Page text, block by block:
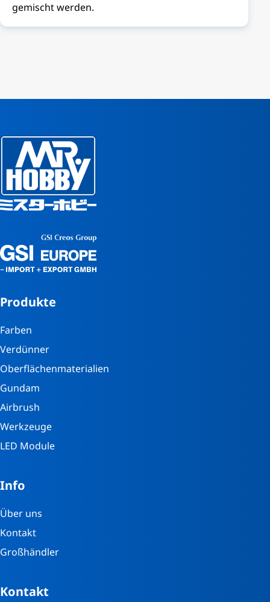
gemischt werden.
Produkte
Farben
Verdünner
Oberflächenmaterialien
Gundam
Airbrush
Werkzeuge
LED Module
Info
Über uns
Kontakt
Großhändler
Kontakt